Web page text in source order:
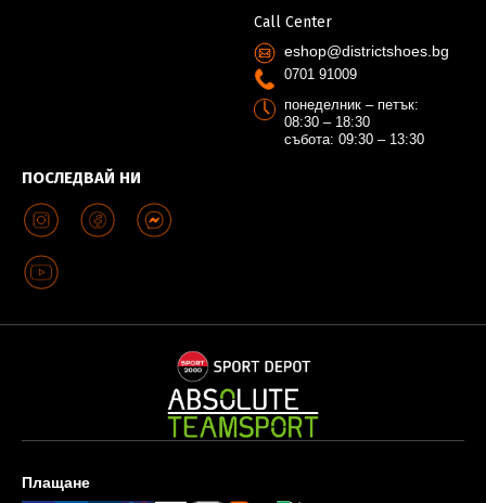
ПОСЛЕДВАЙ НИ
Call Center
eshop@districtshoes.bg
0701 91009
понеделник – петък:
08:30 – 18:30
събота: 09:30 – 13:30
Плащане